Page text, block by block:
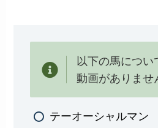
以下の馬につい
動画がありませ
テーオーシャルマン